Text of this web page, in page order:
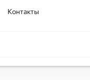
Контакты